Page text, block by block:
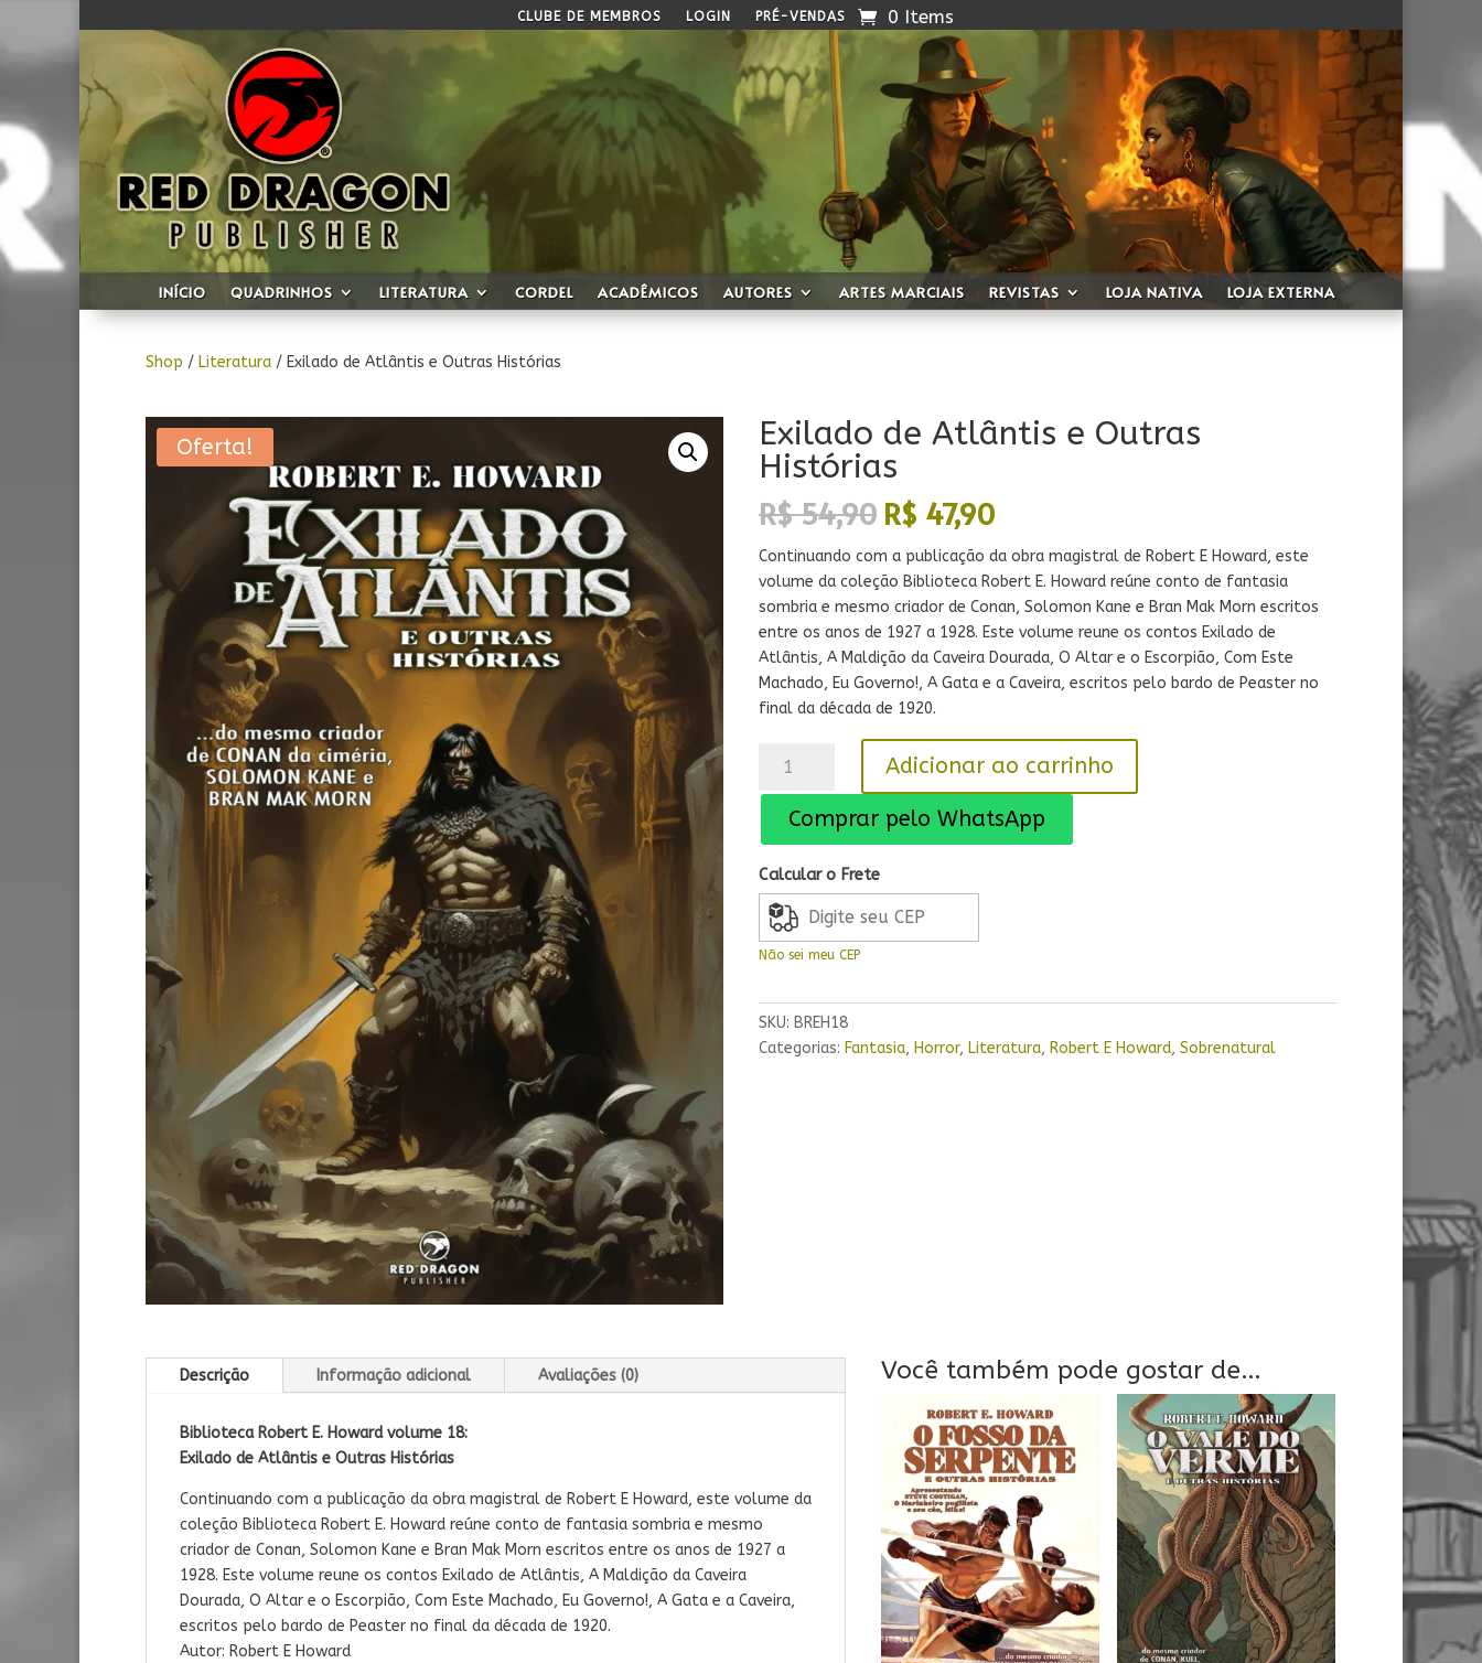
CLUBE DE MEMBROS LOGIN PRÉ-VENDAS 0 Items
INÍCIO QUADRINHOS LITERATURA CORDEL ACADÊMICOS AUTORES ARTES MARCIAIS REVISTAS LOJA NATIVA LOJA EXTERNA
Shop / Literatura / Exilado de Atlântis e Outras Histórias
Oferta!
Exilado de Atlântis e Outras
Histórias
R$54,90 O
preço
original
era:
R$ 54,90.
R$ 47,90O
atual
é:
R$ 47,90.
Continuando com a publicação da obra magistral de Robert E Howard, este
volume da coleção Biblioteca Robert E. Howard reúne conto de fantasia
sombria e mesmo criador de Conan, Solomon Kane e Bran Mak Morn escritos
entre os anos de 1927 a 1928. Este volume reune os contos Exilado de
Atlântis,A Maldição da Caveira Dourada,O Altar e o Escorpião, Com Este
Machado, Eu Governo!, A Gata e a Caveira, escritos pelo bardo de Peaster no
final da década de 1920.
Histórias
quantidade
Adicionar ao carrinho
Comprar pelo WhatsApp
Calcular o Frete
Não sei meu CEP
SKU: BREH18
Categorias: Fantasia, Horror, Literatura, Robert E Howard,Sobrenatural
Descrição Informação adicional Avaliações (0)
Biblioteca Robert E. Howard volume 18:
Exilado de Atlântis e Outras Histórias
Continuando com a publicação da obra magistral de Robert E Howard, este volume da
coleção Biblioteca Robert E. Howard reúne conto de fantasia sombria e mesmo
criador de Conan, Solomon Kane e Bran Mak Morn escritos entre os anos de 1927 a
1928. Este volume reune os contos Exilado de Atlântis, A Maldição da Caveira
Dourada, O Altar e o Escorpião, Com Este Machado, Eu Governo!, A Gata e a Caveira,
escritos pelo bardo de Peaster no final da década de 1920.
Autor: Robert E Howard
Você também pode gostar de…